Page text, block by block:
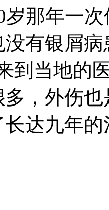
岁那年一
有银屑
到当地的
，外伤
达九年